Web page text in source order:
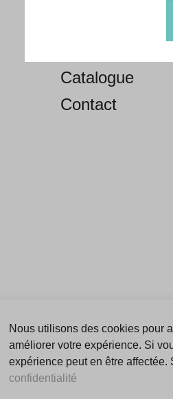
Catalogue
Contact
Nous utilisons des cookies pour
améliorer votre expérience. Si
expérience peut en être
confidentialité